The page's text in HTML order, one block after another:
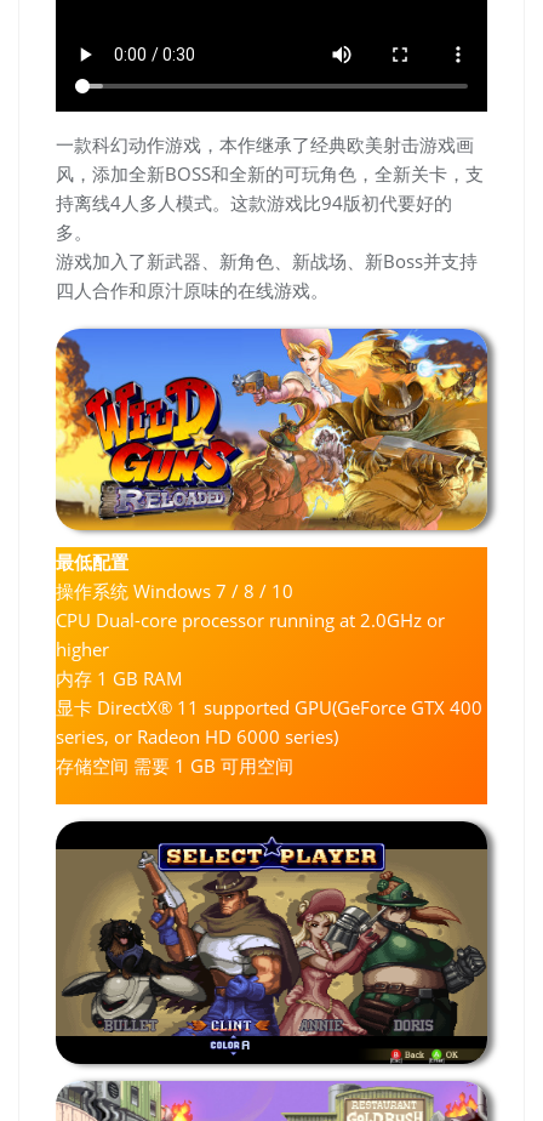
一款科幻动作游戏，本作继承了经典欧美射击游戏画
风，添加全新BOSS和全新的可玩角色，全新关卡，支
持离线4人多人模式。这款游戏比94版初代要好的
多。
游戏加入了新武器、新角色、新战场、新Boss并支持
四人合作和原汁原味的在线游戏。
最低配置
操作系统 Windows 7 / 8 / 10
CPU Dual-core processor running at 2.0GHz or
higher
内存 1 GB RAM
显卡 DirectX® 11 supported GPU(GeForce GTX 400
series, or Radeon HD 6000 series)
存储空间 需要 1 GB 可用空间